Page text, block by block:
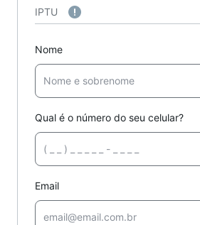
IPTU
Nome
Qual é o número do seu celular?
Email